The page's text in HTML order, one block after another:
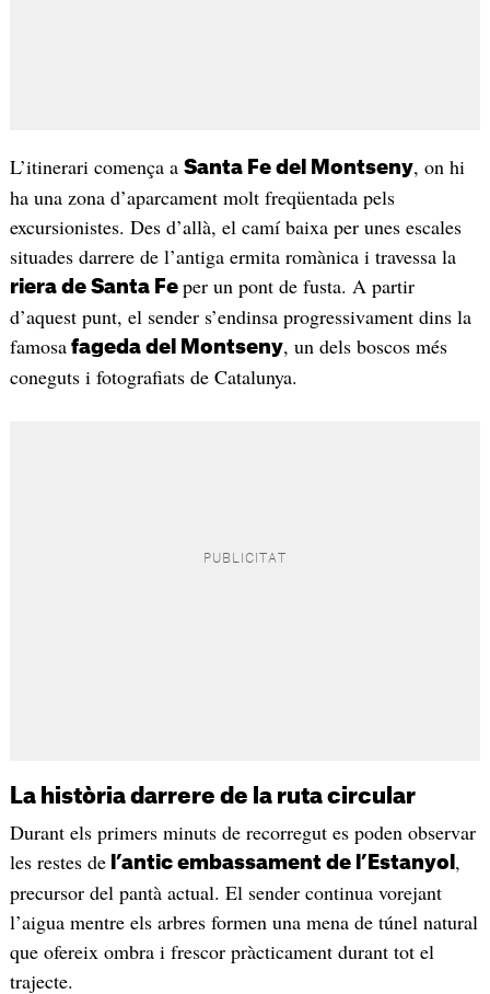
L’itinerari comença a Santa Fe del Montseny, on hi
ha una zona d’aparcament molt freqüentada pels
excursionistes. Des d’allà, el camí baixa per unes escales
situades darrere de l’antiga ermita romànica i travessa la
riera de Santa Fe per un pont de fusta. A partir
d’aquest punt, el sender s’endinsa progressivament dins la
famosafageda del Montseny, un dels boscos més
coneguts i fotografiats de Catalunya.
La història darrere de la ruta circular
Durant els primers minuts de recorregut es poden observar
les restes del’antic embassament de l’Estanyol ,
precursor del pantà actual. El sender continua vorejant
l’aigua mentre els arbres formen una mena de túnel natural
que ofereix ombra i frescor pràcticament durant tot el
trajecte.